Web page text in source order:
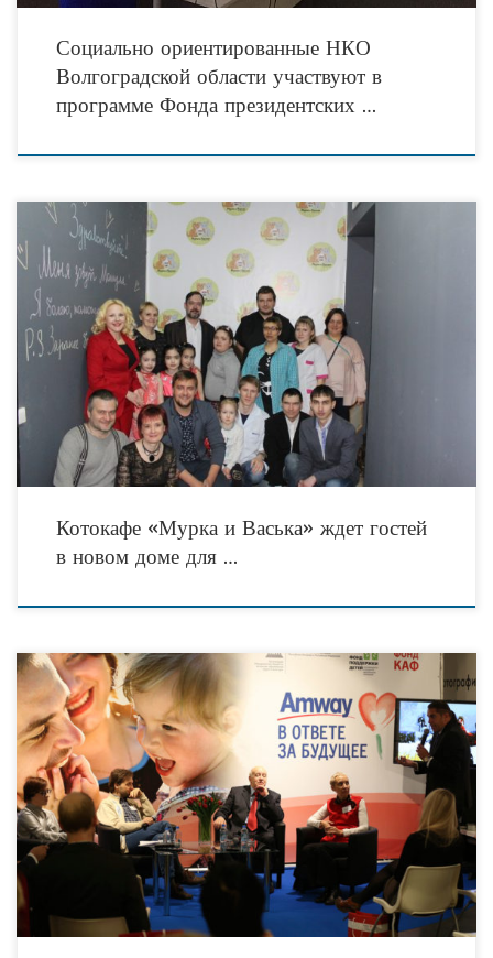
Социально ориентированные НКО
Волгоградской области участвуют в
программе Фонда президентских …
В предпраздничный день 7 марта 2018 года состоялось долгожданное
торжественное открытие нового Дома для кошек – приюта и котокофейни
«Мурка и Васька», который сейчас расположился
Котокафе «Мурка и Васька» ждет гостей
в новом доме для …
Благотворительный фонд ООО «Амвэй» «В ответе за будущее» совместно с
Фондом поддержки и развития филантропии «КАФ» рады сообщить Вам об
объявлении шестого конкурса благотворительной программы